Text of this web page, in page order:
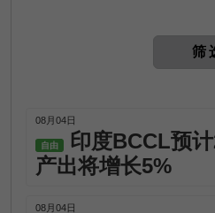
筛
08月04日
自由
印度BCCL预
产出将增长5%
08月04日